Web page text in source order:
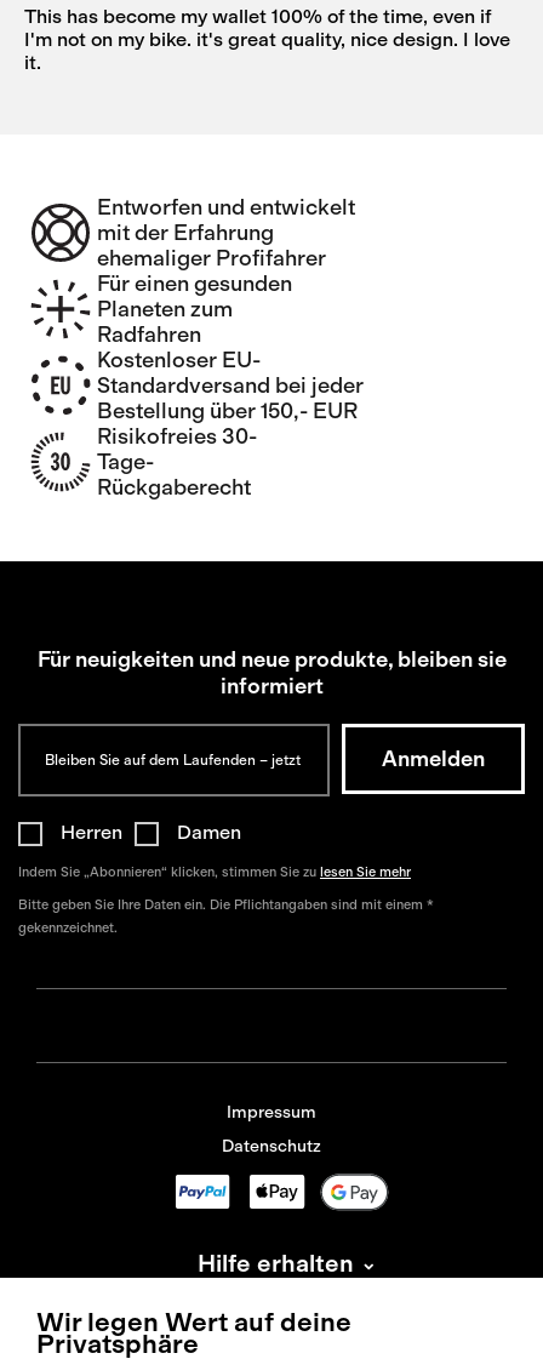
This has become my wallet 100% of the time, even if
I'm not on my bike. it's great quality, nice design. I love
it.
Entworfen und entwickelt
mit der Erfahrung
ehemaliger Profifahrer
Für einen gesunden
Planeten zum
Radfahren
Kostenloser EU-
Standardversand bei jeder
Bestellung über 150,- EUR
Risikofreies 30-
Tage-
Rückgaberecht
Für neuigkeiten und neue produkte, bleiben sie
informiert
Herren Damen
Indem Sie „Abonnieren“ klicken, stimmen Sie zu lesen Sie mehr
Bitte geben Sie Ihre Daten ein. Die Pflichtangaben sind mit einem *
gekennzeichnet.
Impressum
Datenschutz
Hilfe erhalten
Information
Wir legen Wert auf deine
Privatsphäre